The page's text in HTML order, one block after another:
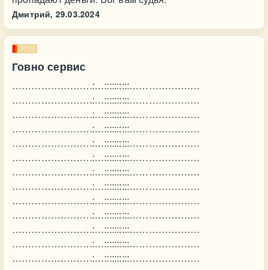
Дмитрий, 29.03.2024
Говно сервис
…………………….:…::::::::::……………….…
…………………….:…::::::::::……………….…
…………………….:…::::::::::……………….…
…………………….:…::::::::::……………….…
…………………….:…::::::::::……………….…
…………………….:…::::::::::……………….…
…………………….:…::::::::::……………….…
…………………….:…::::::::::……………….…
…………………….:…::::::::::……………….…
…………………….:…::::::::::……………….…
…………………….:…::::::::::……………….…
…………………….:…::::::::::……………….…
…………………….:…::::::::::……………….…